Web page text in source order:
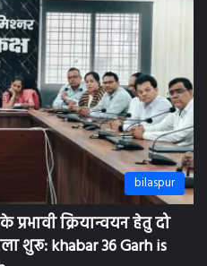
bilaspur
क्रियान्वयन हेतु दो
शुरू: khabar 36 Garh is